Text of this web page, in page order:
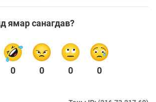
ямар санагдав?
0 0 0 0